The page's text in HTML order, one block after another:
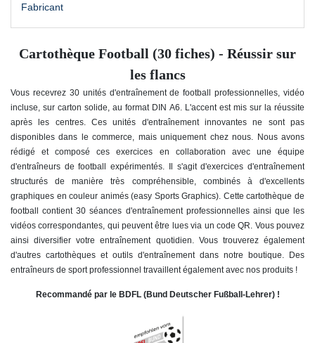
Fabricant
Cartothèque Football (30 fiches) - Réussir sur
les flancs
Vous recevrez 30 unités d'entraînement de football professionnelles, vidéo
incluse, sur carton solide, au format DIN A6. L'accent est mis sur la réussite
après les centres. Ces unités d'entraînement innovantes ne sont pas
disponibles dans le commerce, mais uniquement chez nous. Nous avons
rédigé et composé ces exercices en collaboration avec une équipe
d'entraîneurs de football expérimentés. Il s'agit d'exercices d'entraînement
structurés de manière très compréhensible, combinés à d'excellents
graphiques en couleur animés (easy Sports Graphics). Cette cartothèque de
football contient 30 séances d'entraînement professionnelles ainsi que les
vidéos correspondantes, qui peuvent être lues via un code QR. Vous pouvez
ainsi diversifier votre entraînement quotidien. Vous trouverez également
d'autres cartothèques et outils d'entraînement dans notre boutique. Des
entraîneurs de sport professionnel travaillent également avec nos produits !
Recommandé par le BDFL (Bund Deutscher Fußball-Lehrer) !